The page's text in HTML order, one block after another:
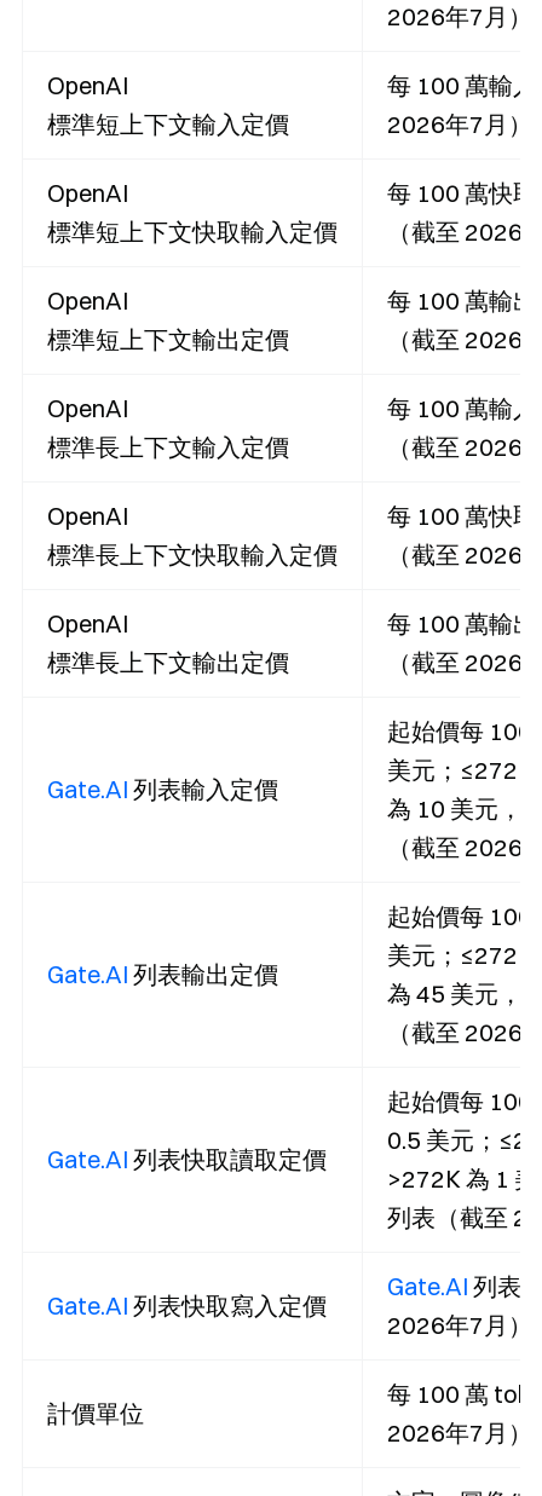
2026年7月）
OpenAI
標準短上下文輸入定價
每 100 萬輸
2026年7月）
OpenAI
標準短上下文快取輸入定價
每 100 萬快
（截至 2026
OpenAI
標準短上下文輸出定價
每 100 萬輸
（截至 2026
OpenAI
標準長上下文輸入定價
每 100 萬輸
（截至 2026
OpenAI
標準長上下文快取輸入定價
每 100 萬快
（截至 2026
OpenAI
標準長上下文輸出定價
每 100 萬輸
（截至 2026
Gate.AI 列表輸入定價
起始價每 100
美元；≤272K
為 10 美元，
（截至 2026
Gate.AI 列表輸出定價
起始價每 100
美元；≤272K
為 45 美元，
（截至 2026
Gate.AI 列表快取讀取定價
起始價每 100
0.5 美元；
>272K 為 1
列表（截至
Gate.AI 列表快取寫入定價
Gate.AI 列表
2026年7月）
計價單位
每 100 萬
2026年7月）